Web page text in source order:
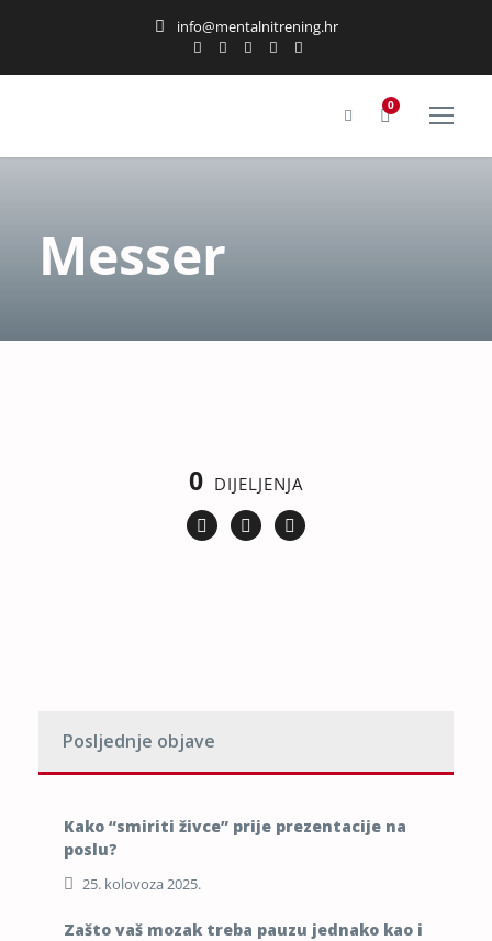
info@mentalnitrening.hr
0
Messer
0 DIJELJENJA
Posljednje objave
Kako “smiriti živce” prije prezentacije na
poslu?
25. kolovoza 2025.
Zašto vaš mozak treba pauzu jednako kao i